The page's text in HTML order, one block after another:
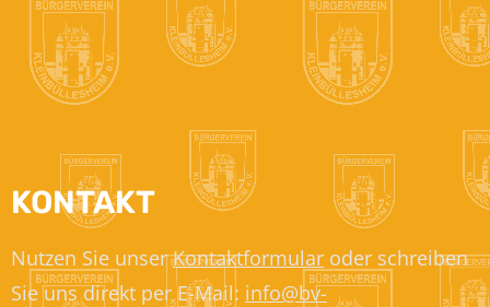
KONTAKT
Nutzen Sie unserKontaktformular oder schreiben
Sie uns direkt per E-Mail: info@bv-